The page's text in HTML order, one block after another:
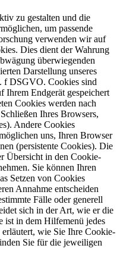
zu gestalten und die
um passende
verwenden wir auf
Dies dient der Wahrung
überwiegenden
Darstellung unseres
f DSGVO. Cookies sind
Ihrem Endgerät gespeichert
Cookies werden nach
Ihres Browsers,
Andere Cookies
uns, Ihren Browser
(persistente Cookies). Die
Übersicht in den Cookie-
Sie können Ihren
Setzen von Cookies
Annahme entscheiden
Fälle oder generell
sich in der Art, wie er die
ist in dem Hilfemenü jedes
wie Sie Ihre Cookie-
Sie für die jeweiligen